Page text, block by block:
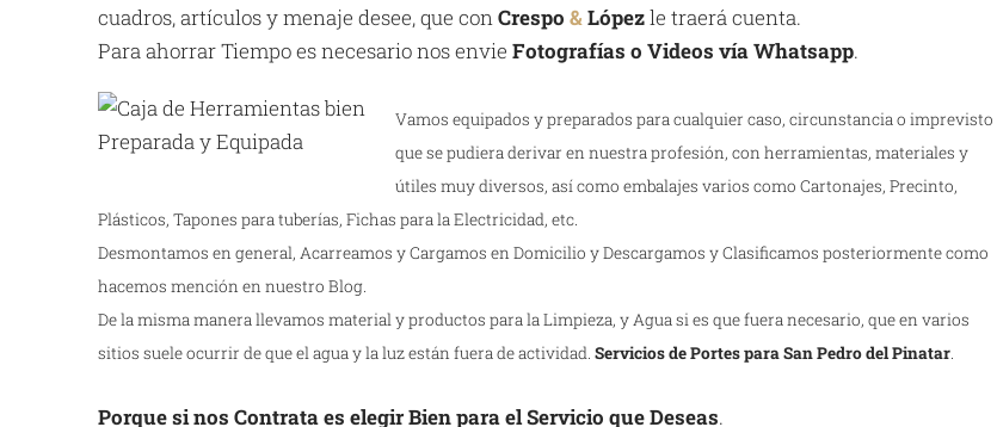
cuadros, artículos y menaje desee, que conCrespo &Lópezle traerá cuenta.
Para ahorrar Tiempo es necesario nos envie Fotografías o Videos vía Whatsapp.
Vamos equipados y preparados para cualquier caso, circunstancia o imprevisto
que se pudiera derivar en nuestra profesión, con herramientas, materiales y
útiles muy diversos, así como embalajes varios como Cartonajes, Precinto,
Plásticos, Tapones para tuberías, Fichas para la Electricidad, etc.
Desmontamos en general, Acarreamos y Cargamos en Domicilio y Descargamos y Clasificamos posteriormente como
hacemos mención en nuestro Blog.
De la misma manera llevamos material y productos para la Limpieza, y Agua si es que fuera necesario, que en varios
sitios suele ocurrir de que el agua y la luz están fuera de actividad. Servicios de Portes para San Pedro del Pinatar.
Porque si nos Contrata es elegir Bien para el Servicio que Deseas.